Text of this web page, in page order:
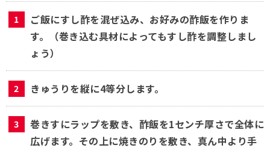
ご飯にすし酢を混ぜ込み、お好みの酢飯を作りま
す。（巻き込む具材によってもすし酢を調整しまし
ょう）
きゅうりを縦に4等分します。
巻きすにラップを敷き、酢飯を1センチ厚さで全体に
広げます。その上に焼きのりを敷き、真ん中より手